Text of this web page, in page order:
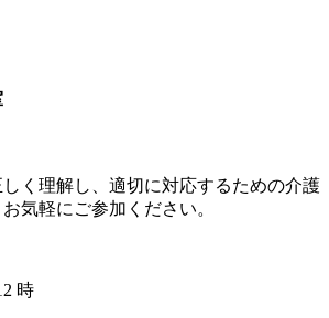
く理解し、適切に対応するための介護
気軽にご参加ください。
時